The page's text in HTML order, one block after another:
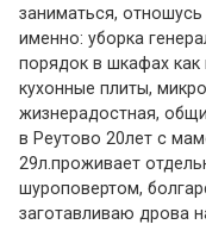
заниматься,
именно: уборка
порядок в шкафах как
кухонные плиты,
жизнерадостная,
в Реутово 20лет с
29л.проживает
шуроповертом,
заготавливаю дрова